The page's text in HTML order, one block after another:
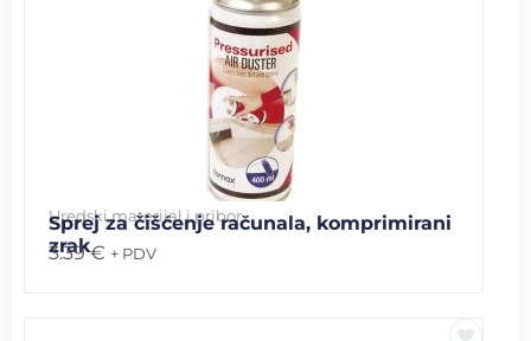
Uredski materijal i pribor
Sprej za čišćenje računala, komprimirani
zrak
3.39€ + PDV